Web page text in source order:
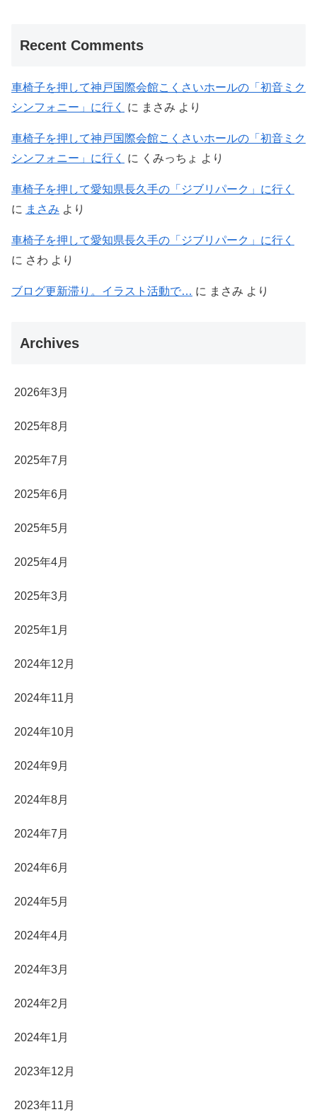
Recent Comments
車椅子を押して神戸国際会館こくさいホールの「初音ミク
シンフォニー」に行く
に まさみ より
車椅子を押して神戸国際会館こくさいホールの「初音ミク
シンフォニー」に行く
に くみっちょ より
車椅子を押して愛知県長久手の「ジブリパーク」に行く
に まさみ より
車椅子を押して愛知県長久手の「ジブリパーク」に行く
に さわ より
ブログ更新滞り。イラスト活動で… に まさみ より
Archives
2026年3月
2025年8月
2025年7月
2025年6月
2025年5月
2025年4月
2025年3月
2025年1月
2024年12月
2024年11月
2024年10月
2024年9月
2024年8月
2024年7月
2024年6月
2024年5月
2024年4月
2024年3月
2024年2月
2024年1月
2023年12月
2023年11月